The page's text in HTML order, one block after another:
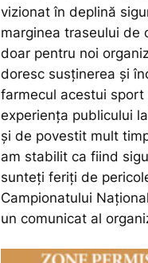
vizionat în deplină
marginea traseului de
doar pentru noi
doresc susținerea și
farmecul acestui
experiența publicului
și de povestit mult
am stabilit ca fiind
sunteți feriți de
Campionatului
un comunicat al